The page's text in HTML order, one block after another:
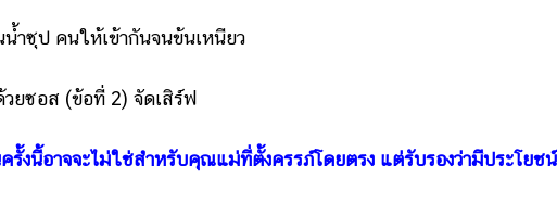
ำซุป คนให้เข้ากันจนข้นเหนียว
ยซอส (ข้อที่ 2) จัดเสิร์ฟ
รั้งนี้อาจจะไม่ใช่สำหรับคุณแม่ที่ตั้งครรภ์โดยตรง แต่รับรองว่ามีประโยช